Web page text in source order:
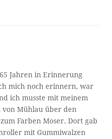
Jahren in Erinnerung
mich noch erinnern, war
ich musste mit meinem
von Mühlau über den
Farben Moser. Dort gab
mit Gummiwalzen